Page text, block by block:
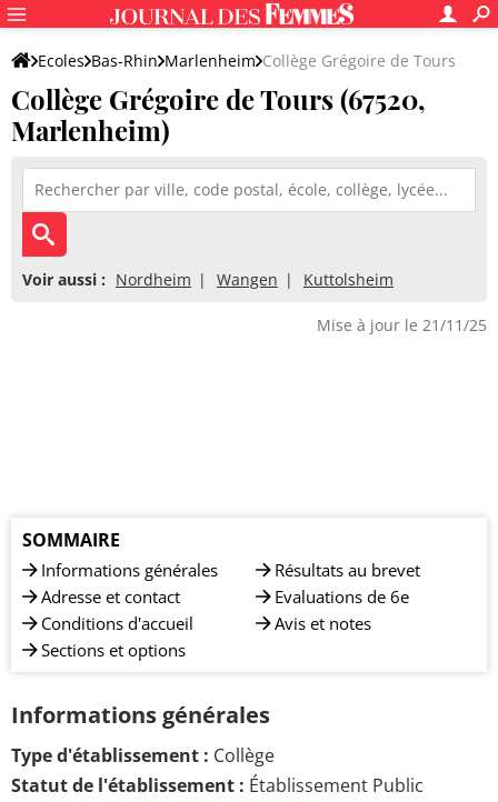
Ecoles Bas-Rhin Marlenheim Collège Grégoire de Tours
Collège Grégoire de Tours (67520,
Marlenheim)
Voir aussi : Nordheim Wangen Kuttolsheim
Mise à jour le 21/11/25
SOMMAIRE
Informations générales
Adresse et contact
Conditions d'accueil
Sections et options
Résultats au brevet
Evaluations de 6e
Avis et notes
Informations générales
Type d'établissement : Collège
Statut de l'établissement : Établissement Public